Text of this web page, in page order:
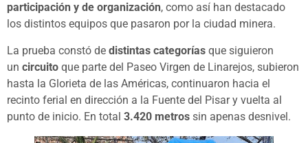
participación y de organización, como así han destacado
los distintos equipos que pasaron por la ciudad minera.
La prueba constó de distintas categorías que siguieron
un circuito que parte del Paseo Virgen de Linarejos, subieron
hasta la Glorieta de las Américas, continuaron hacia el
recinto ferial en dirección a la Fuente del Pisar y vuelta al
punto de inicio. En total 3.420 metros sin apenas desnivel.